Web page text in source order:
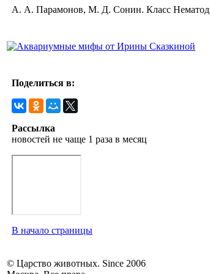
А. А. Парамонов, М. Д. Сонин. Класс
Поделиться в:
Рассылка
новостей не чаще 1 раза в месяц
В начало страницы
© Царство животных. Since 2006